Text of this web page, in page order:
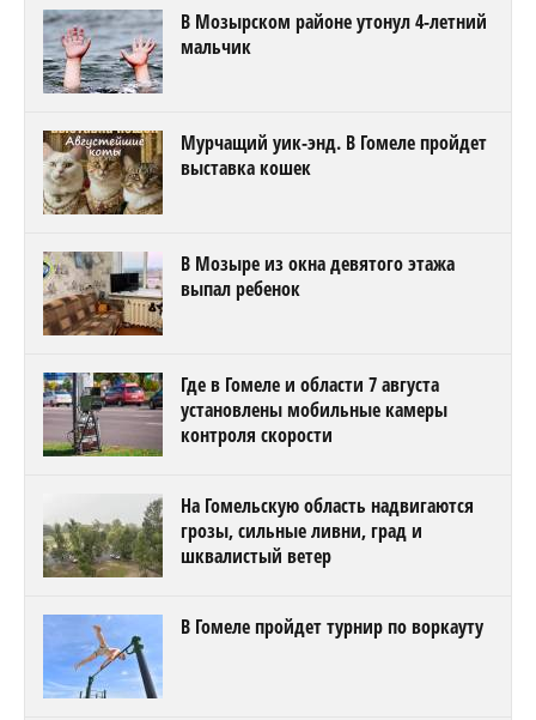
В Мозырском районе утонул 4-летний
мальчик
Мурчащий уик-энд. В Гомеле пройдет
выставка кошек
В Мозыре из окна девятого этажа
выпал ребенок
Где в Гомеле и области 7 августа
установлены мобильные камеры
контроля скорости
На Гомельскую область надвигаются
грозы, сильные ливни, град и
шквалистый ветер
В Гомеле пройдет турнир по воркауту